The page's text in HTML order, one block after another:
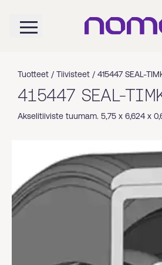
Tuotteet / Tiivisteet / 415447 SEAL-
415447 SEAL-
Akselitiiviste tuumam. 5,75 x 6,624 x